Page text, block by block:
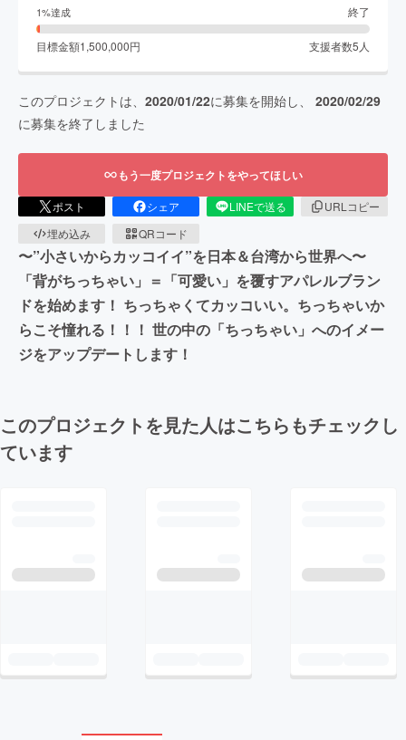
1%達成 終了
目標金額1,500,000円 支援者数5 人
このプロジェクトは、 2020/01/22に募集を開始し、 2020/02/29
に募集を終了しました
もう一度プロジェクトをやってほしい
ポスト シェア LINEで送る
URLコピー
埋め込み
QRコード
〜”小さいからカッコイイ”を日本＆台湾から世界へ〜
「背がちっちゃい」＝「可愛い」を覆すアパレルブラン
ドを始めます！ ちっちゃくてカッコいい。ちっちゃいか
らこそ憧れる！！！ 世の中の「ちっちゃい」へのイメー
ジをアップデートします！
このプロジェクトを見た人はこちらもチェックし
ています